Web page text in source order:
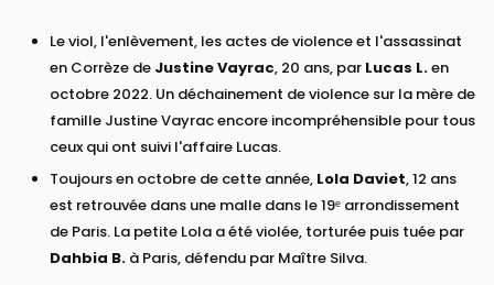
Le viol, l'enlèvement, les actes de violence et l'assassinat
en Corrèze de Justine Vayrac, 20 ans, par Lucas L.en
octobre 2022. Un déchainement de violence sur la mère de
famille Justine Vayrac encore incompréhensible pour tous
ceux qui ont suivi l'affaire Lucas.
Toujours en octobre de cette année, Lola Daviet, 12 ans
est retrouvée dans une malle dans le 19ᵉ arrondissement
de Paris. La petite Lola a été violée, torturée puis tuée par
Dahbia B. à Paris, défendu par Maître Silva.